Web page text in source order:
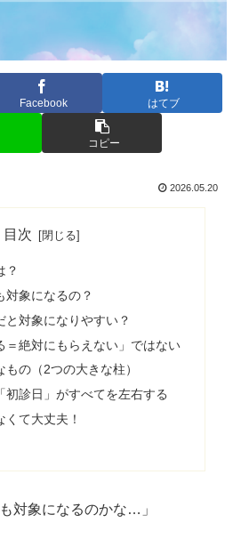
Facebook はてブ
コピー
2026.05.20
目次
？
象になるの？
対象になりやすい？
絶対にもらえない」ではない
の（2つの大きな柱）
診日」がすべてを左右する
て大丈夫！
対象になるのかな…」